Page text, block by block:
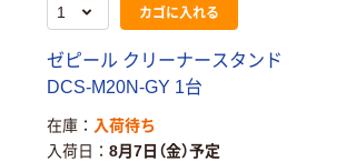
カゴに入れる
ゼピール クリーナースタンド
DCS-M20N-GY 1台
在庫
入荷待ち
入荷日
8月7日（金）予定